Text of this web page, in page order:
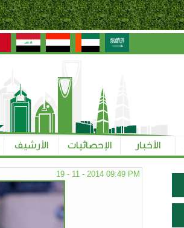
الأخبار الإحصائيات الأرشيف
19 - 11 - 2014 09:49 PM